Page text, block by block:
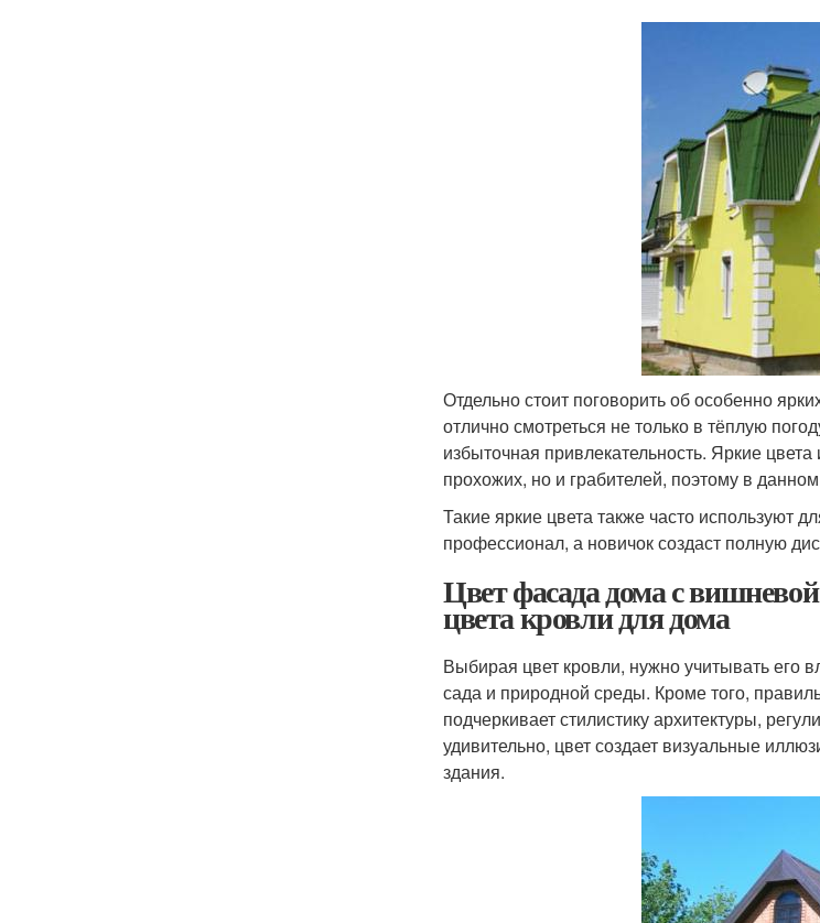
Отдельно стоит поговорить об особенно
отлично смотреться не только в тёплую
избыточная привлекательность. Яркие
прохожих, но и грабителей, поэтому в
Такие яркие цвета также часто используют
профессионал, а новичок создаст полную
Цвет фасада дома с
цвета кровли для дома
Выбирая цвет кровли, нужно учитывать его
сада и природной среды. Кроме того,
подчеркивает стилистику архитектуры,
удивительно, цвет создает визуальные
здания.